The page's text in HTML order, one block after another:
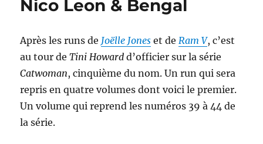
&
Sami
Basri
Nico Leon & Bengal
Après les runs de Joëlle Jones et deRam V, c’est
au tour deTini Howard d’officier sur la série
Catwoman, cinquième du nom. Un run qui sera
repris en quatre volumes dont voici le premier.
Un volume qui reprend les numéros 39 à 44 de
la série.